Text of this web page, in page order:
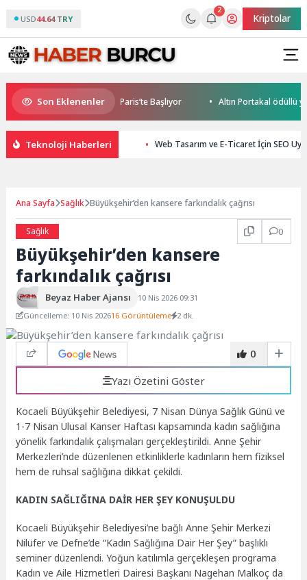
USD44.64 TRY
2
Kriptolar
Son Eklenenler
World Cup Heyecanı Paris’te Başlıyor Altın Portakal ödüllü
Teknoloji Haberleri Web Tasarım ve E-Ticaret İçin SEO
Ana Sayfa Sağlık Büyükşehir’den kansere farkındalık çağrısı
Sağlık 0
Büyükşehir’den kansere
farkındalık çağrısı
Beyaz Haber Ajansı
10 Nis 2026 09:31
Güncelleme: 10 Nis 202616 Görüntüleme 2 dk.
0
Yazı Özetini Göster
Kocaeli Büyükşehir Belediyesi, 7 Nisan Dünya Sağlık Günü ve
1-7 Nisan Ulusal Kanser Haftası kapsamında kadın sağlığına
yönelik farkındalık çalışmaları gerçekleştirildi. Anne Şehir
Merkezleri’nde düzenlenen etkinliklerle kadınların hem fiziksel
hem de ruhsal sağlığına dikkat çekildi.
KADIN SAĞLIĞINA DAİR HER ŞEY KONUŞULDU
Kocaeli Büyükşehir Belediyesi’ne bağlı Anne Şehir Merkezi
Nilüfer ve Defne’de “Kadın Sağlığına Dair Her Şey” başlıklı
seminer düzenlendi. Yoğun katılımla gerçekleşen programa
Kadın ve Aile Hizmetleri Dairesi Başkanı Nagehan Malkoç da